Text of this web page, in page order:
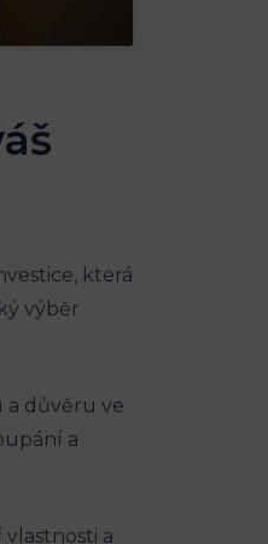
která
výběr
a důvěru ve
a
a